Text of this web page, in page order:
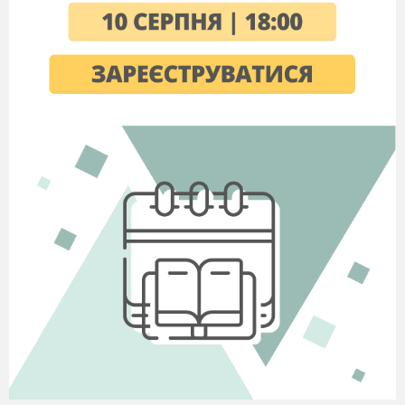
дрібних, завислих у повітрі краплинок
скупчення дуже дрібних крапель води або
кристалів льоду на великій висоті над землею
внаслідок охолодження насиченого водяною
парою повітря
скупчення
дрібних крапель води на
охолодженій поверхні ґрунту.
11. В Україні найменша абсолютна
вологість повітря …
у липні
у січні
у вересні
Г
12. Кількість водяної пари, яка може
міститися в повітрі залежить від…